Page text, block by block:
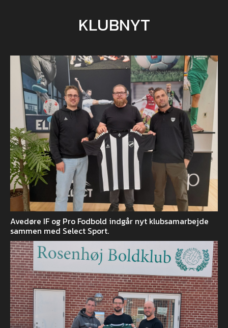
KLUBNYT
Avedøre IF og Pro Fodbold indgår nyt klubsamarbejde
sammen med Select Sport.